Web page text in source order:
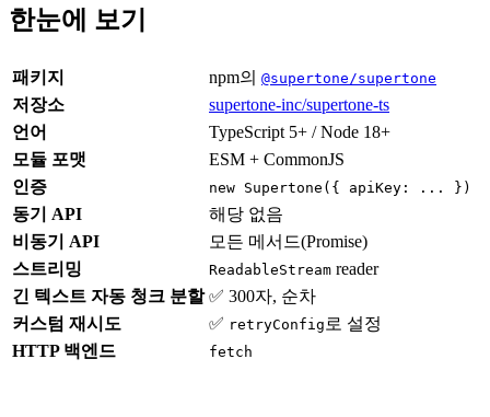
한눈에 보기
패키지 npm의 @supertone/supertone
저장소
supertone-inc/supertone-ts
언어
TypeScript 5+ / Node 18+
모듈 포맷
ESM + CommonJS
인증
new Supertone({ apiKey: ... })
동기 API
해당 없음
비동기 API
모든 메서드(Promise)
스트리밍
ReadableStream reader
긴 텍스트 자동 청크 분할 ✅ 300자, 순차
커스텀 재시도
✅ retryConfig 로 설정
HTTP 백엔드
fetch